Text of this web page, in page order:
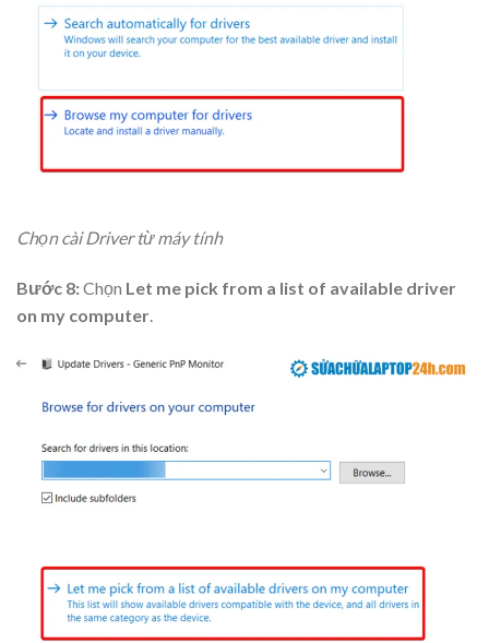
Chọn cài Driver từ máy tính
Bước 8:Chọn Let me pick from a list of available driver
on my computer